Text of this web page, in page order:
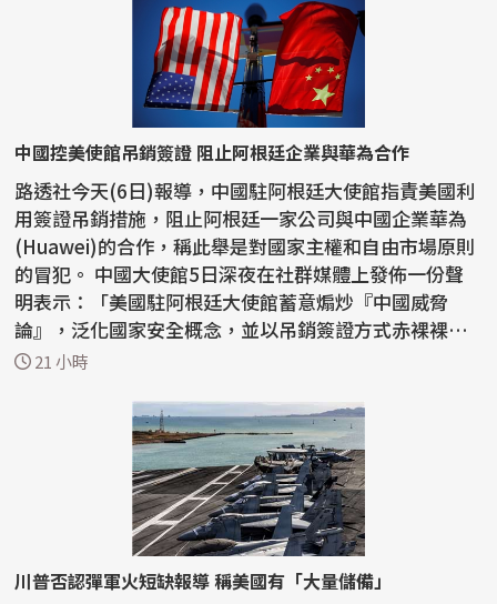
中國控美使館吊銷簽證 阻止阿根廷企業與華為合作
路透社今天(6日)報導，中國駐阿根廷大使館指責美國利
用簽證吊銷措施，阻止阿根廷一家公司與中國企業華為
(Huawei)的合作，稱此舉是對國家主權和自由市場原則
的冒犯。 中國大使館5日深夜在社群媒體上發佈一份聲
明表示：「美國駐阿根廷大使館蓄意煽炒『中國威脅
論』，泛化國家安全概念，並以吊銷簽證方式赤裸裸阻
止正常...
21 小時
川普否認彈軍火短缺報導 稱美國有「大量儲備」